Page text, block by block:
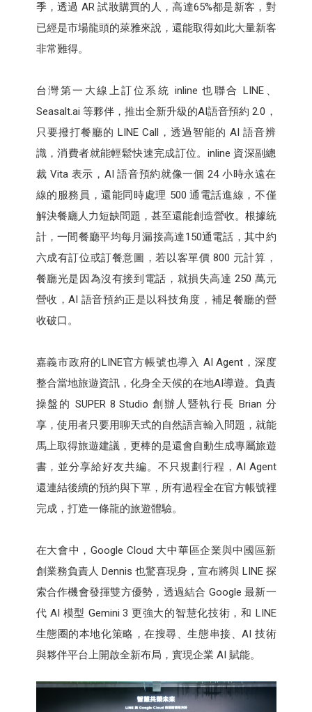
季，透過 AR 試妝購買的人，高達65%都是新客，對
已經是市場龍頭的萊雅來說，還能取得如此大量新客
非常難得。
台灣第一大線上訂位系統 inline 也聯合 LINE、
Seasalt.ai 等夥伴，推出全新升級的AI語音預約 2.0，
只要撥打餐廳的 LINE Call，透過智能的 AI 語音辨
識，消費者就能輕鬆快速完成訂位。inline 資深副總
裁 Vita 表示，AI 語音預約就像一個 24 小時永遠在
線的服務員，還能同時處理 500 通電話進線，不僅
解決餐廳人力短缺問題，甚至還能創造營收。根據統
計，一間餐廳平均每月漏接高達150通電話，其中約
六成有訂位或訂餐意圖，若以客單價 800 元計算，
餐廳光是因為沒有接到電話，就損失高達 250 萬元
營收，AI 語音預約正是以科技角度，補足餐廳的營
收破口。
嘉義市政府的LINE官方帳號也導入 AI Agent，深度
整合當地旅遊資訊，化身全天候的在地AI導遊。負責
操盤的 SUPER 8 Studio 創辦人暨執行長 Brian 分
享，使用者只要用聊天式的自然語言輸入問題，就能
馬上取得旅遊建議，更棒的是還會自動生成專屬旅遊
書，並分享給好友共編。不只規劃行程，AI Agent
還連結後續的預約與下單，所有過程全在官方帳號裡
完成，打造一條龍的旅遊體驗。
在大會中，Google Cloud 大中華區企業與中國區新
創業務負責人 Dennis 也驚喜現身，宣布將與 LINE 探
索合作機會發揮雙方優勢，透過結合 Google 最新一
代 AI 模型 Gemini 3 更強大的智慧化技術，和 LINE
生態圈的本地化策略，在搜尋、生態串接、AI 技術
與夥伴平台上開啟全新布局，實現企業 AI 賦能。